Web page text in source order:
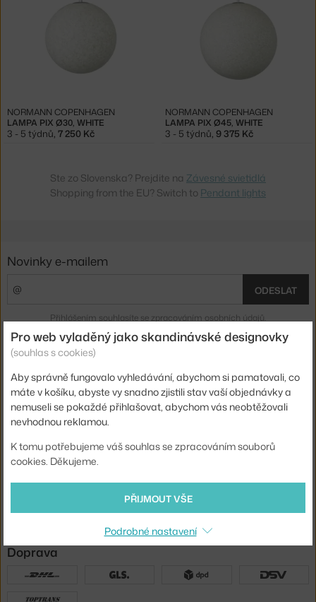
LAMPA PIX Ø30, WHITE
NORMANN COPENHAGEN
3 - 5 týdnů, 7 250 Kč
LAMPA PIX Ø45, WHITE
NORMANN COPENHAGEN
3 - 5 týdnů, 9 375 Kč
Ste zo Slovenska? Prejdite na Závesné svietidlá
Shopping from the EU? Switch to Pendant lights
Pro web vyladěný jako skandinávské designovky
(souhlas s cookies)
Aby správně fungovalo vyhledávání, abychom si pamatovali, co
máte v košíku, abyste vy snadno zjistili stav vaší objednávky a
nemuseli se pokaždé přihlašovat, abychom vás neobtěžovali
nevhodnou reklamou.
K tomu potřebujeme váš souhlas se zpracováním souborů
cookies. Děkujeme.
PŘIJMOUT VŠE
Podrobné nastavení
Novinky e-mailem
ODESLAT
Přihlášením souhlasíte se zpracováním osobních údajů
Nákup
Doprava